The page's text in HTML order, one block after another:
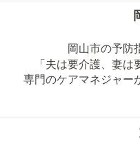
岡山市の予防
「夫は要介護、妻
専門のケアマネジャー